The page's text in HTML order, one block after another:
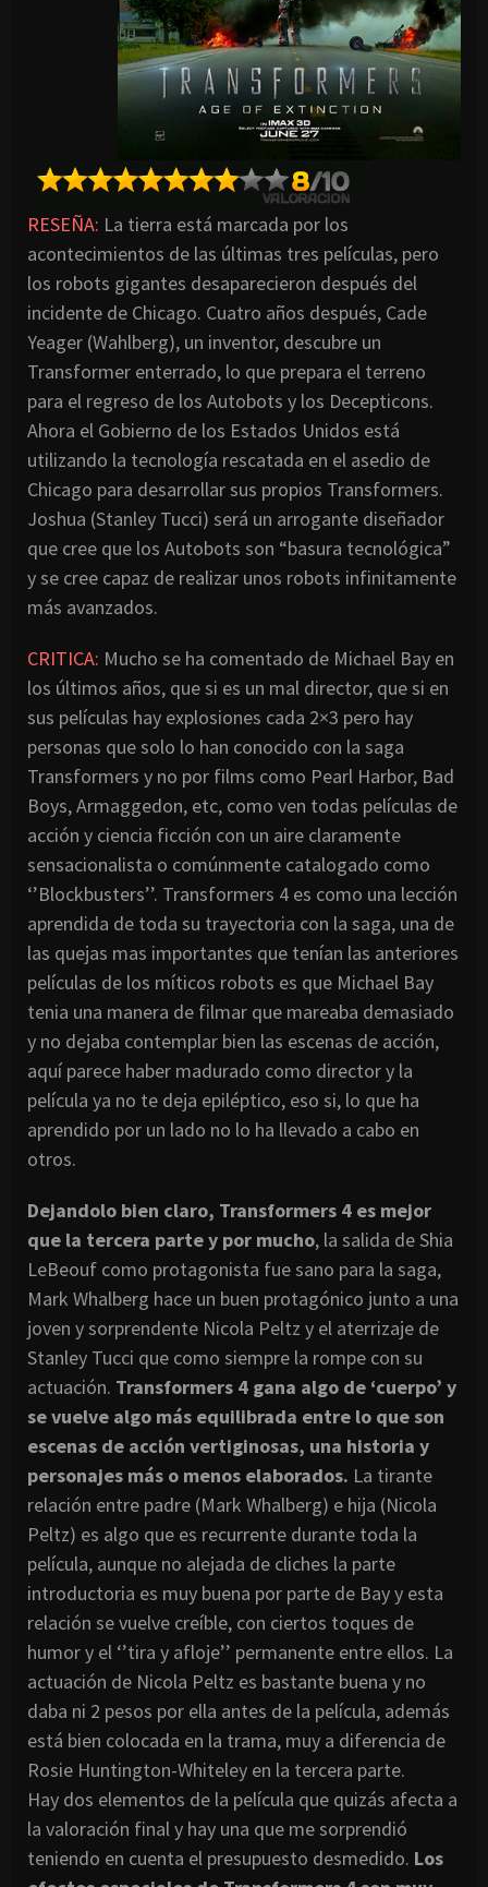
RESEÑA: La tierra está marcada por los
acontecimientos de las últimas tres películas, pero
los robots gigantes desaparecieron después del
incidente de Chicago. Cuatro años después, Cade
Yeager (Wahlberg), un inventor, descubre un
Transformer enterrado, lo que prepara el terreno
para el regreso de los Autobots y los Decepticons.
Ahora el Gobierno de los Estados Unidos está
utilizando la tecnología rescatada en el asedio de
Chicago para desarrollar sus propios Transformers.
Joshua (Stanley Tucci) será un arrogante diseñador
que cree que los Autobots son “basura tecnológica”
y se cree capaz de realizar unos robots infinitamente
más avanzados.
CRITICA: Mucho se ha comentado de Michael Bay en
los últimos años, que si es un mal director, que si en
sus películas hay explosiones cada 2×3 pero hay
personas que solo lo han conocido con la saga
Transformers y no por films como Pearl Harbor, Bad
Boys, Armaggedon, etc, como ven todas películas de
acción y ciencia ficción con un aire claramente
sensacionalista o comúnmente catalogado como
‘’Blockbusters’’. Transformers 4 es como una lección
aprendida de toda su trayectoria con la saga, una de
las quejas mas importantes que tenían las anteriores
películas de los míticos robots es que Michael Bay
tenia una manera de filmar que mareaba demasiado
y no dejaba contemplar bien las escenas de acción,
aquí parece haber madurado como director y la
película ya no te deja epiléptico, eso si, lo que ha
aprendido por un lado no lo ha llevado a cabo en
otros.
Dejandolo bien claro, Transformers 4 es mejor
que la tercera parte y por mucho, la salida de Shia
LeBeouf como protagonista fue sano para la saga,
Mark Whalberg hace un buen protagónico junto a una
joven y sorprendente Nicola Peltz y el aterrizaje de
Stanley Tucci que como siempre la rompe con su
actuación. Transformers 4 gana algo de ‘cuerpo’ y
se vuelve algo más equilibrada entre lo que son
escenas de acción vertiginosas, una historia y
personajes más o menos elaborados. La tirante
relación entre padre (Mark Whalberg) e hija (Nicola
Peltz) es algo que es recurrente durante toda la
película, aunque no alejada de cliches la parte
introductoria es muy buena por parte de Bay y esta
relación se vuelve creíble, con ciertos toques de
humor y el ‘’tira y afloje’’ permanente entre ellos. La
actuación de Nicola Peltz es bastante buena y no
daba ni 2 pesos por ella antes de la película, además
está bien colocada en la trama, muy a diferencia de
Rosie Huntington-Whiteley en la tercera parte.
Hay dos elementos de la película que quizás afecta a
la valoración final y hay una que me sorprendió
teniendo en cuenta el presupuesto desmedido. Los